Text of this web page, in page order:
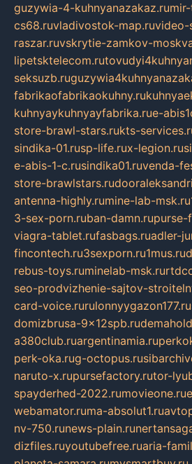
guzywia-4-kuhnyanazakaz.ru
cs68.ruvladivostok-map.ruvideo-
raszar.ruvskrytie-zamkov-
lipetsktelecom.ru
seksuzb.ru
fabrikaofabrikaokuhny.ru
kuhnyaykuhnyayfabrika.rue-
store-brawl-stars.rukts-
sindika-01.rusp-life.rux-legion.ru
e-abis-1-c.rusindika01.ruvenda-
store-brawlstars.ru
antenna-highly.rumine-lab-msk.ru
3-sex-porn.ruban-damn.rupurse-
viagra-tablet.rufasbags.ruadler-
fincontech.ru3sexporn.ru1mus.ru
rebus-toys.ruminelab-msk.ru
seo-prodvizhenie-sajtov-
card-voice.rurulonnyygazon177.ru
domizbrusa-9x12spb.ru
a380club.ruargentinamia.ru
perk-oka.rug-octopus.ru
naruto-x.rupursefactory.rutor-
spayderhed-2022.rumovieone.ru
webamator.ruma-absolut1.ru
nv-750.runews-plain.ru
dizfiles.ruyoutubefree.ruaria-